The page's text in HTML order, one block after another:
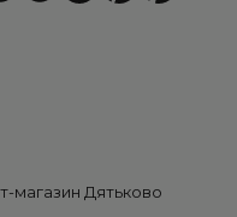
магазин Дятьково